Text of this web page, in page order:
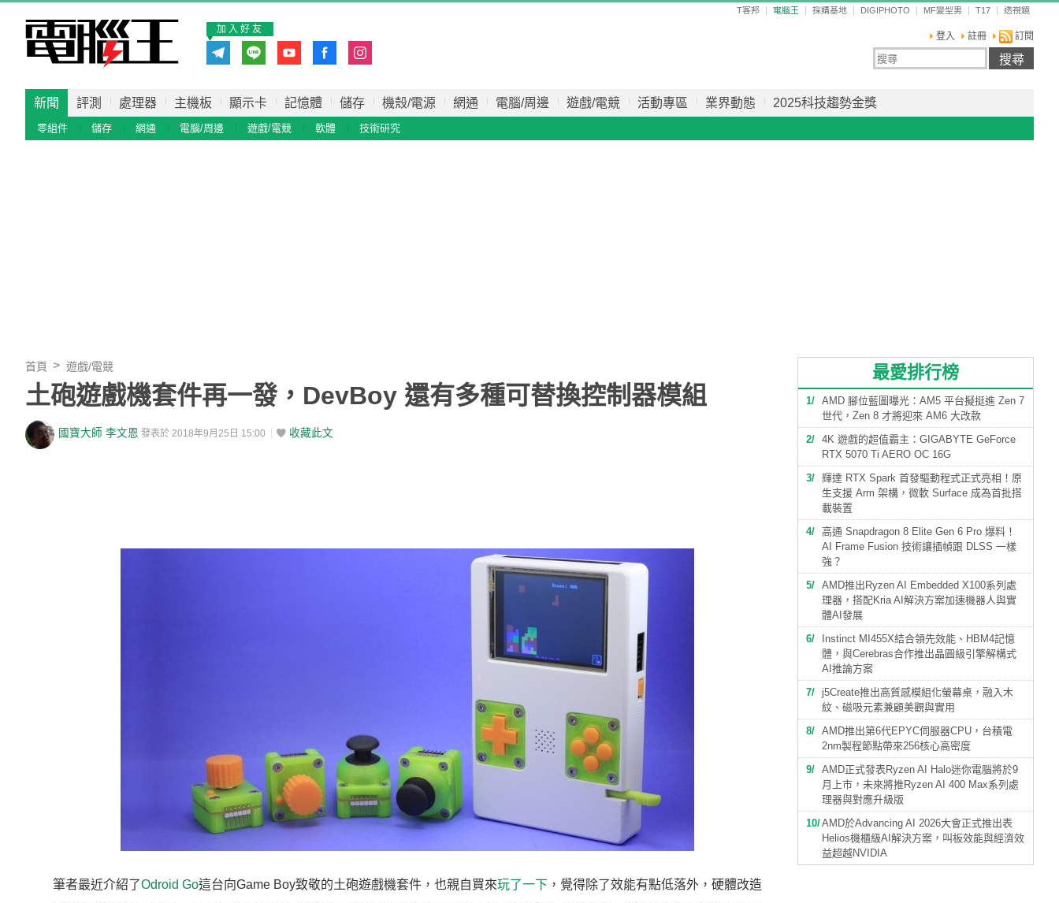
T客邦 電腦王 採購基地 DIGIPHOTO MF變型男 T17 透視鏡
登入 註冊 訂閱
加入好友
新聞 評測 處理器 主機板 顯示卡 記憶體 儲存 機殼/電源 網通 電腦/周邊 遊戲/電競 活動專區 業界動態 2025科技趨勢金獎
零組件 儲存 網通 電腦/周邊 遊戲/電競 軟體 技術研究
首頁 遊戲/電競
土砲遊戲機套件再一發，DevBoy 還有多種可替換控制器模組
國寶大師 李文恩 發表於 2018年9月25日 15:00 收藏此文
筆者最近介紹了Odroid Go這台向Game Boy致敬的土砲遊戲機套件，也親自買來玩了一下 ，覺得除了效能有點低落外，硬體改造
最愛排行榜
1
AMD 腳位藍圖曝光：AM5 平台擬挺進 Zen 7
世代，Zen 8 才將迎來 AM6 大改款
2
4K 遊戲的超值霸主：GIGABYTE GeForce
RTX 5070 Ti AERO OC 16G
3
輝達 RTX Spark 首發驅動程式正式亮相！原
生支援 Arm 架構，微軟 Surface 成為首批搭
載裝置
4
高通 Snapdragon 8 Elite Gen 6 Pro 爆料！
AI Frame Fusion 技術讓插幀跟 DLSS 一樣
強？
5
AMD推出Ryzen AI Embedded X100系列處
理器，搭配Kria AI解決方案加速機器人與實
體AI發展
6
Instinct MI455X結合領先效能、HBM4記憶
體，與Cerebras合作推出晶圓級引擎解構式
AI推論方案
7
j5Create推出高質感模組化螢幕桌，融入木
紋、磁吸元素兼顧美觀與實用
8
AMD推出第6代EPYC伺服器CPU，台積電
2nm製程節點帶來256核心高密度
9
AMD正式發表Ryzen AI Halo迷你電腦將於9
月上市，未來將推Ryzen AI 400 Max系列處
理器與對應升級版
10 AMD於Advancing AI 2026大會正式推出表
Helios機櫃級AI解決方案，叫板效能與經濟效
益超越NVIDIA